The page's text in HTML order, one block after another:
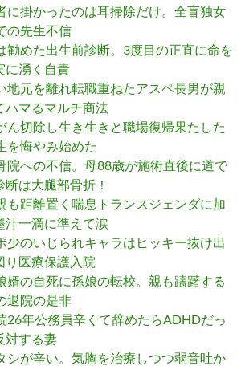
に掛かったのは耳掃除だけ。全盲独女
の先生不信
勧めた出生前診断。3度目の正直に命を
に湧く自責
地元を離れ転職重ねたアスペ長男が親
ハマるマルチ商法
ん切除し生き生きと職場復帰果たした
を悔やみ始めた
院への不信。母88歳が施術直後に道で
は大腿部骨折！
も距離置く喘息トランスジェンダに加
汁一滴に準えて涙
少のいじられキャラはヒッキー抜け出
り医療保護入院
婿の自死に孫娘の転校。親も躊躇する
退院の是非
26年公務員辛くて辞めたらADHDだっ
対する妻
シが辛い。気胸を治療しつつ弱音吐か